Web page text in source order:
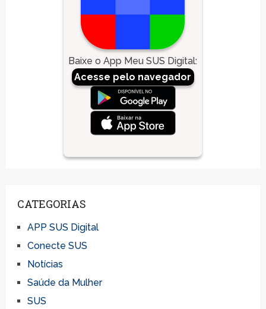
Baixe o App Meu SUS Digital:
Acesse pelo navegador
CATEGORIAS
APP SUS Digital
Conecte SUS
Notícias
Saúde da Mulher
SUS